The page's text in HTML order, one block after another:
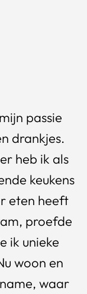
passie
drankjes.
heb ik als
keukens
eten heeft
proefde
ik unieke
woon en
waar